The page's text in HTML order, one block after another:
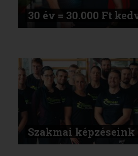
30 év = 30.000 Ft
Szakmai képzéseink